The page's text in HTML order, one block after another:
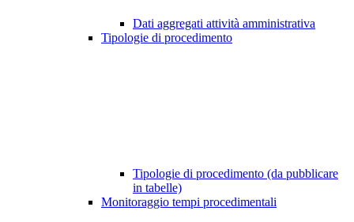
Dati aggregati attività amministrativa
Tipologie di procedimento
Tipologie di procedimento (da pubblicare
in tabelle)
Monitoraggio tempi procedimentali